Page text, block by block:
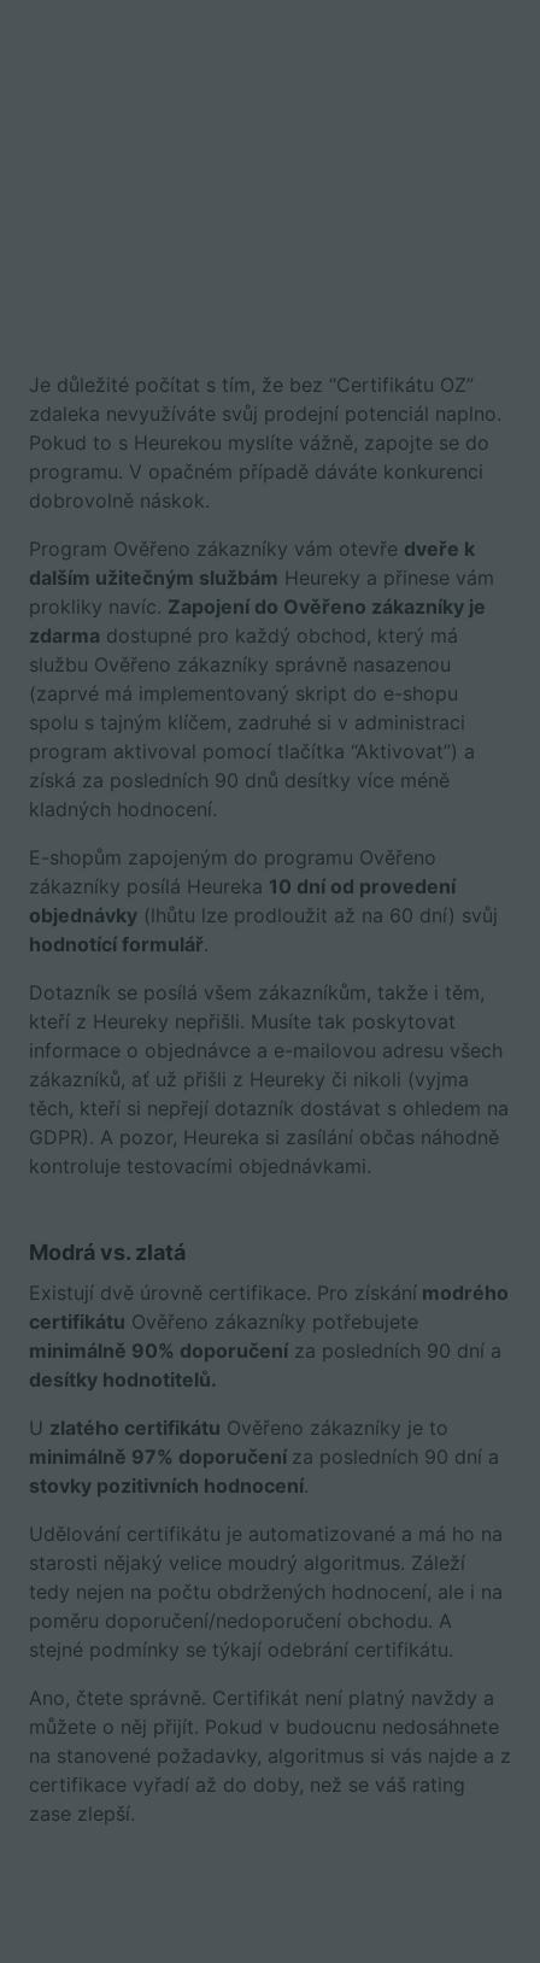
Je důležité počítat s tím, že bez “Certifikátu OZ”
zdaleka nevyužíváte svůj prodejní potenciál naplno.
Pokud to s Heurekou myslíte vážně, zapojte se do
programu. V opačném případě dáváte konkurenci
dobrovolně náskok.
Program Ověřeno zákazníky vám otevře dveře k
dalším užitečným službám Heureky a přinese vám
prokliky navíc. Zapojení do Ověřeno zákazníky je
zdarma dostupné pro každý obchod, který má
službu Ověřeno zákazníky správně nasazenou
(zaprvé má implementovaný skript do e-shopu
spolu s tajným klíčem, zadruhé si v administraci
program aktivoval pomocí tlačítka “Aktivovat”) a
získá za posledních 90 dnů desítky více méně
kladných hodnocení.
E-shopům zapojeným do programu Ověřeno
zákazníky posílá Heureka 10 dní od provedení
objednávky (lhůtu lze prodloužit až na 60 dní) svůj
hodnotící formulář.
Dotazník se posílá všem zákazníkům, takže i těm,
kteří z Heureky nepřišli. Musíte tak poskytovat
informace o objednávce a e-mailovou adresu všech
zákazníků, ať už přišli z Heureky či nikoli (vyjma
těch, kteří si nepřejí dotazník dostávat s ohledem na
GDPR). A pozor, Heureka si zasílání občas náhodně
kontroluje testovacími objednávkami.
Modrá vs. zlatá
Existují dvě úrovně certifikace. Pro získání modrého
certifikátu Ověřeno zákazníky potřebujete
minimálně 90% doporučení za posledních 90 dní a
desítky hodnotitelů.
U zlatého certifikátu Ověřeno zákazníky je to
minimálně 97% doporučení za posledních 90 dní a
stovky pozitivních hodnocení.
Udělování certifikátu je automatizované a má ho na
starosti nějaký velice moudrý algoritmus. Záleží
tedy nejen na počtu obdržených hodnocení, ale i na
poměru doporučení/nedoporučení obchodu. A
stejné podmínky se týkají odebrání certifikátu.
Ano, čtete správně. Certifikát není platný navždy a
můžete o něj přijít. Pokud v budoucnu nedosáhnete
na stanovené požadavky, algoritmus si vás najde a z
certifikace vyřadí až do doby, než se váš rating
zase zlepší.